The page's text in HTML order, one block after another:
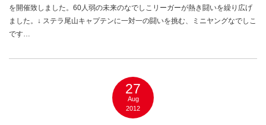
を開催致しました。60人弱の未来のなでしこリーガーが熱き闘いを繰り広げ
ました。↓ ステラ尾山キャプテンに一対一の闘いを挑む、ミニヤングなでしこ
です…
27
Aug
2012